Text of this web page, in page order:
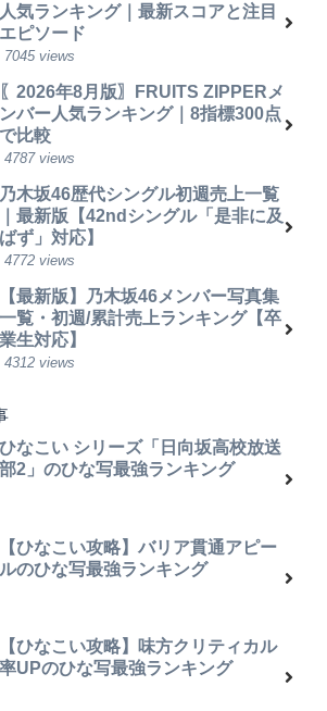
人気ランキング｜最新スコアと注目
エピソード
7045 views
〖2026年8月版〗FRUITS ZIPPERメ
ンバー人気ランキング｜8指標300点
で比較
4787 views
乃木坂46歴代シングル初週売上一覧
｜最新版【42ndシングル「是非に及
ばず」対応】
4772 views
【最新版】乃木坂46メンバー写真集
一覧・初週/累計売上ランキング【卒
業生対応】
4312 views
ひなこい シリーズ「日向坂高校放送
部2」のひな写最強ランキング
【ひなこい攻略】バリア貫通アピー
ルのひな写最強ランキング
【ひなこい攻略】味方クリティカル
率UPのひな写最強ランキング